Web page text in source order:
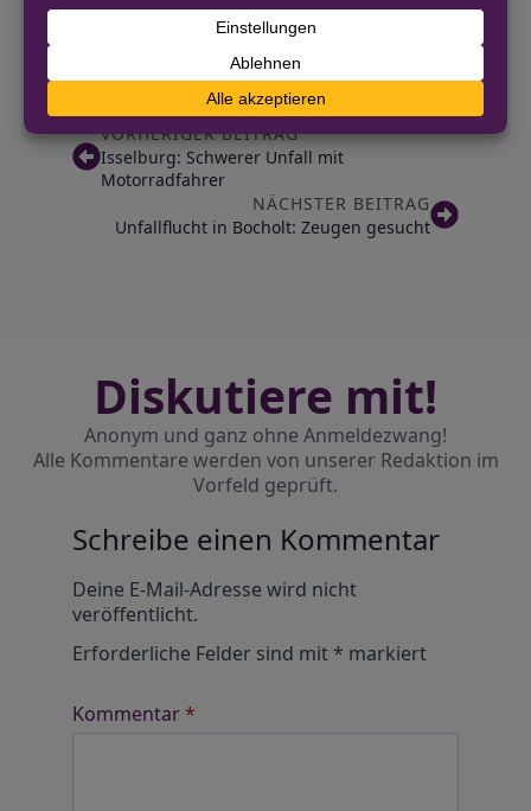
pressestelle.muenster@polizei.nrw.de
https://muenster.polizei.nrw/
VORHERIGER BEITRAG
Isselburg: Schwerer Unfall mit
Motorradfahrer
NÄCHSTER BEITRAG
Unfallflucht in Bocholt: Zeugen gesucht
Diskutiere mit!
Anonym und ganz ohne Anmeldezwang!
Alle Kommentare werden von unserer Redaktion im
Vorfeld geprüft.
Schreibe einen Kommentar
Deine E-Mail-Adresse wird nicht
veröffentlicht.
Erforderliche Felder sind mit* markiert
Kommentar*